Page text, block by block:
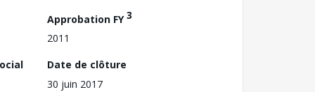
Approbation FY3
2011
Date de clôture
30 juin 2017